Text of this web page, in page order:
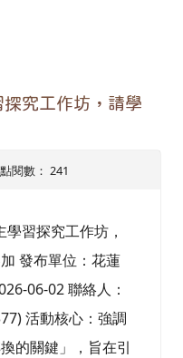
究工作坊，請學
閱數： 241
習探究工作坊，
發布單位：花蓮
06-02 聯絡人：
活動核心：強調
的關鍵」，旨在引